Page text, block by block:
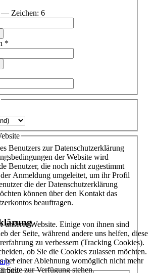
— Zeichen: 6
*
Benutzers zur Datenschutzerklärung
der Website wird
Benutzer, die noch nicht zugestimmt
Anmeldung umgeleitet, um ihr Profil
die der Datenschutzerklärung
können über den Kontakt das
beauftragen.
*
unserer Website. Einige von ihnen sind
der Seite, während andere uns helfen, diese
zu verbessern (Tracking Cookies).
ob Sie die Cookies zulassen möchten.
bei einer Ablehnung womöglich nicht mehr
Seite zur Verfügung stehen.